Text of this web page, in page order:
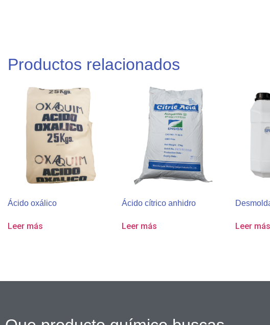
Productos relacionados
Ácido oxálico
Leer más
Ácido cítrico anhidro
Leer más Leer más